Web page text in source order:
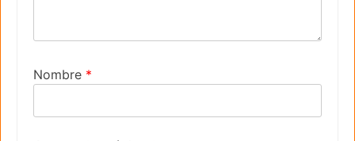
Nombre *